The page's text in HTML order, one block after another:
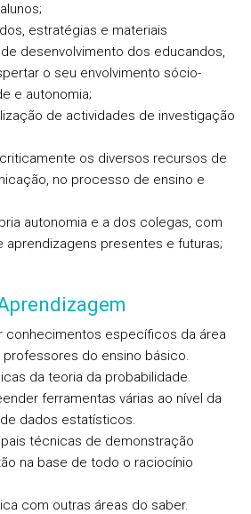
estratégias e materiais
desenvolvimento dos educandos,
o seu envolvimento sócio-
e autonomia;
de actividades de investigação
os diversos recursos de
no processo de ensino e
autonomia e a dos colegas, com
aprendizagens presentes e futuras;
conhecimentos específicos da área
professores do ensino básico.
da teoria da probabilidade.
ferramentas várias ao nível da
dados estatísticos.
técnicas de demonstração
na base de todo o raciocínio
com outras áreas do saber.